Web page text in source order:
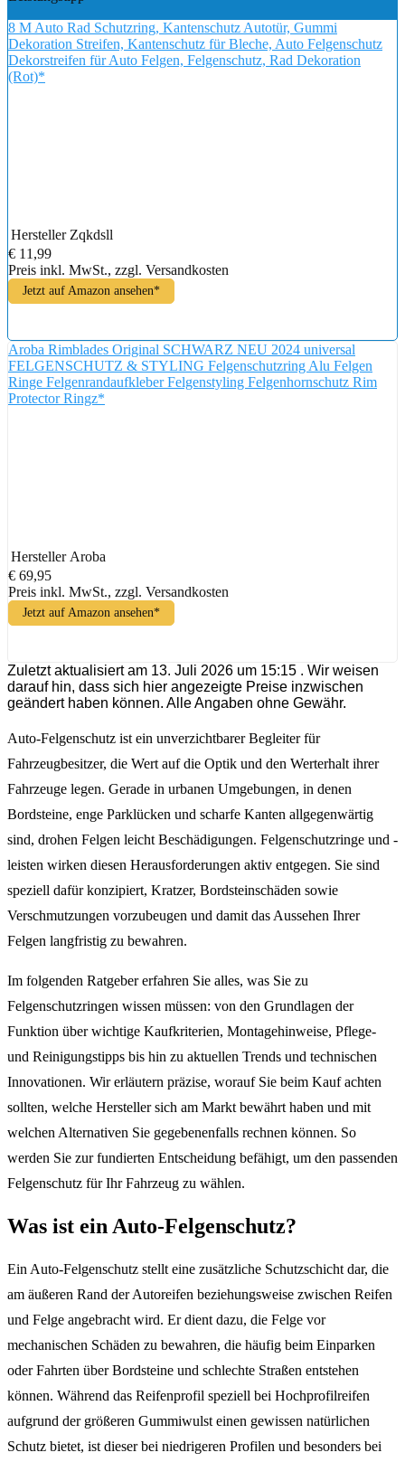
8 M Auto Rad Schutzring, Kantenschutz Autotür, Gummi
Dekoration Streifen, Kantenschutz für Bleche, Auto Felgenschutz
Dekorstreifen für Auto Felgen, Felgenschutz, Rad Dekoration
(Rot)*
Hersteller Zqkdsll
€ 11,99
Preis inkl. MwSt., zzgl. Versandkosten
Jetzt auf Amazon ansehen*
Aroba Rimblades Original SCHWARZ NEU 2024 universal
FELGENSCHUTZ & STYLING Felgenschutzring Alu Felgen
Ringe Felgenrandaufkleber Felgenstyling Felgenhornschutz Rim
Protector Ringz*
Hersteller Aroba
€ 69,95
Preis inkl. MwSt., zzgl. Versandkosten
Jetzt auf Amazon ansehen*
Zuletzt aktualisiert am 13. Juli 2026 um 15:15 . Wir weisen
darauf hin, dass sich hier angezeigte Preise inzwischen
geändert haben können. Alle Angaben ohne Gewähr.
Auto-Felgenschutz ist ein unverzichtbarer Begleiter für
Fahrzeugbesitzer, die Wert auf die Optik und den Werterhalt ihrer
Fahrzeuge legen. Gerade in urbanen Umgebungen, in denen
Bordsteine, enge Parklücken und scharfe Kanten allgegenwärtig
sind, drohen Felgen leicht Beschädigungen. Felgenschutzringe und -
leisten wirken diesen Herausforderungen aktiv entgegen. Sie sind
speziell dafür konzipiert, Kratzer, Bordsteinschäden sowie
Verschmutzungen vorzubeugen und damit das Aussehen Ihrer
Felgen langfristig zu bewahren.
Im folgenden Ratgeber erfahren Sie alles, was Sie zu
Felgenschutzringen wissen müssen: von den Grundlagen der
Funktion über wichtige Kaufkriterien, Montagehinweise, Pflege-
und Reinigungstipps bis hin zu aktuellen Trends und technischen
Innovationen. Wir erläutern präzise, worauf Sie beim Kauf achten
sollten, welche Hersteller sich am Markt bewährt haben und mit
welchen Alternativen Sie gegebenenfalls rechnen können. So
werden Sie zur fundierten Entscheidung befähigt, um den passenden
Felgenschutz für Ihr Fahrzeug zu wählen.
Was ist ein Auto-Felgenschutz?
Ein Auto-Felgenschutz stellt eine zusätzliche Schutzschicht dar, die
am äußeren Rand der Autoreifen beziehungsweise zwischen Reifen
und Felge angebracht wird. Er dient dazu, die Felge vor
mechanischen Schäden zu bewahren, die häufig beim Einparken
oder Fahrten über Bordsteine und schlechte Straßen entstehen
können. Während das Reifenprofil speziell bei Hochprofilreifen
aufgrund der größeren Gummiwulst einen gewissen natürlichen
Schutz bietet, ist dieser bei niedrigeren Profilen und besonders bei